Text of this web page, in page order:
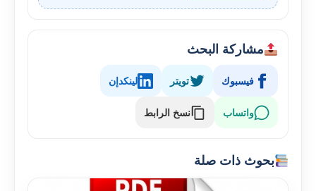
مشاركة البحث
فيسبوك تويتر لينكدإن
واتساب نسخ الرابط
بحوث ذات صلة